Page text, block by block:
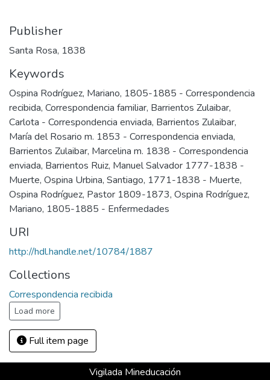
Publisher
Santa Rosa, 1838
Keywords
Ospina Rodríguez, Mariano, 1805-1885 - Correspondencia
recibida, Correspondencia familiar, Barrientos Zulaibar,
Carlota - Correspondencia enviada, Barrientos Zulaibar,
María del Rosario m. 1853 - Correspondencia enviada,
Barrientos Zulaibar, Marcelina m. 1838 - Correspondencia
enviada, Barrientos Ruiz, Manuel Salvador 1777-1838 -
Muerte, Ospina Urbina, Santiago, 1771-1838 - Muerte,
Ospina Rodríguez, Pastor 1809-1873, Ospina Rodríguez,
Mariano, 1805-1885 - Enfermedades
URI
http://hdl.handle.net/10784/1887
Collections
Correspondencia recibida
Load more
Full item page
Vigilada Mineducación